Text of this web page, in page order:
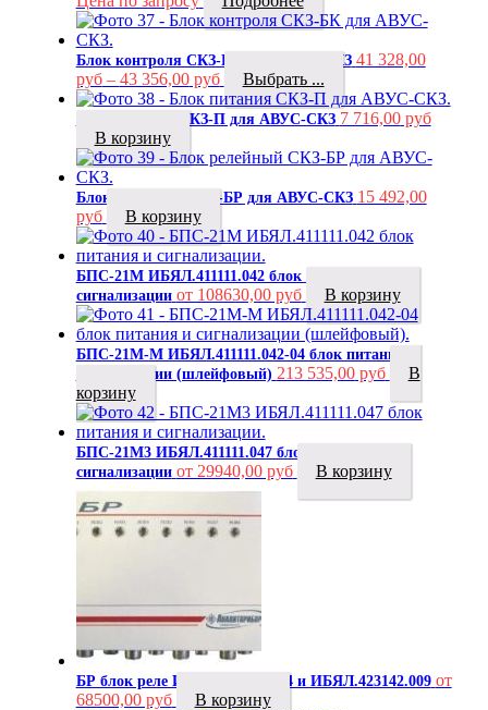
Блок контроля СКЗ-БК для АВУС-СКЗ 41 328,00
руб– 43 356,00руб Выбрать ...
Блок питания СКЗ-П для АВУС-СКЗ 7 716,00руб
В корзину
Блок релейный СКЗ-БР для АВУС-СКЗ 15 492,00
руб
В корзину
БПС-21М ИБЯЛ.411111.042 блок питания и
сигнализации от 108630,00 руб В корзину
БПС-21М-М ИБЯЛ.411111.042-04 блок питания и
сигнализации (шлейфовый) 213 535,00руб
В
корзину
БПС-21М3 ИБЯЛ.411111.047 блок питания и
сигнализации от 29940,00 руб В корзину
БР блок реле ИБЯЛ.423142.004 и ИБЯЛ.423142.009 от
68500,00 руб
В корзину